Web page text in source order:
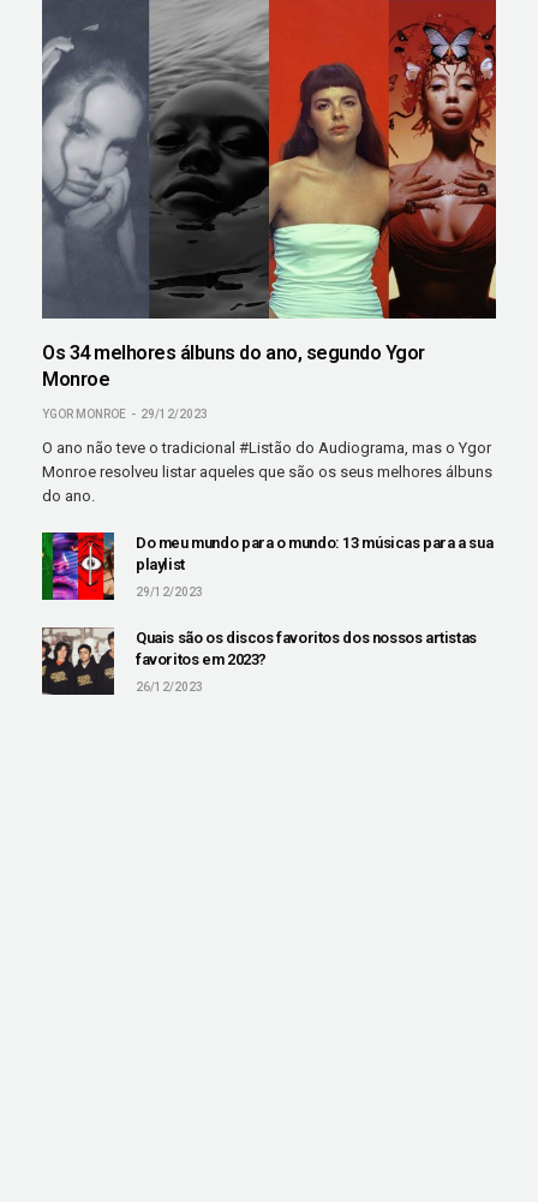
Os 34 melhores álbuns do ano, segundo Ygor
Monroe
YGOR MONROE 29/12/2023
O ano não teve o tradicional #Listão do Audiograma, mas o Ygor
Monroe resolveu listar aqueles que são os seus melhores álbuns
do ano.
Do meu mundo para o mundo: 13 músicas para a sua
playlist
29/12/2023
Quais são os discos favoritos dos nossos artistas
favoritos em 2023?
26/12/2023